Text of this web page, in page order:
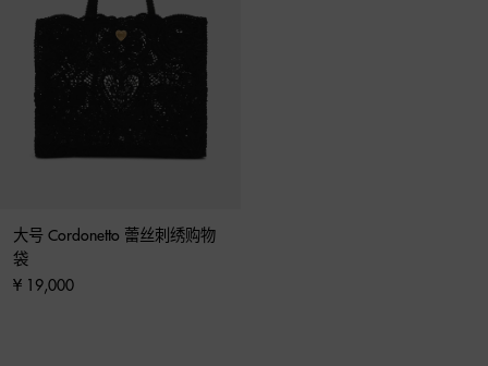
大号 Cordonetto 蕾丝刺绣购物
袋
¥ 19,000